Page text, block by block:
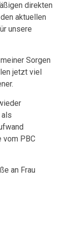
direkten
aktuellen
unsere
Sorgen
jetzt viel
PBC
an Frau